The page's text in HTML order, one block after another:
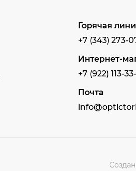
Горячая
+7 (343) 273-
Интернет-
+7 (922) 113-
Почта